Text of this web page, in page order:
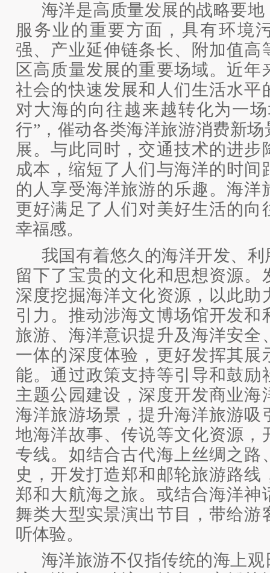
海洋是高质量发展的战略要
服务业的重要方面，具有环境
强、产业延伸链条长、附加值高
区高质量发展的重要场域。近年
社会的快速发展和人们生活水平
对大海的向往越来越转化为一
行”，催动各类海洋旅游消费新
展。与此同时，交通技术的进步
成本，缩短了人们与海洋的时间
的人享受海洋旅游的乐趣。海洋
更好满足了人们对美好生活的向
幸福感。
我国有着悠久的海洋开发、
留下了宝贵的文化和思想资源。
深度挖掘海洋文化资源，以此助
引力。推动涉海文博场馆开发和
旅游、海洋意识提升及海洋安全
一体的深度体验，更好发挥其展
能。通过政策支持等引导和鼓励
主题公园建设，深度开发商业海
海洋旅游场景，提升海洋旅游吸
地海洋故事、传说等文化资源，
专线。如结合古代海上丝绸之路
史，开发打造郑和邮轮旅游路线
郑和大航海之旅。或结合海洋神
舞类大型实景演出节目，带给游
听体验。
海洋旅游不仅指传统的海上